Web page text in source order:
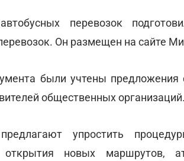
перевозок
Он размещен на сайте
были учтены предложения
общественных организаций.
упростить
новых маршрутов,